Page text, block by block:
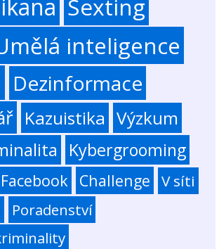
Sexting
inteligence
Dezinformace
Kazuistika Výzkum
Kybergrooming
Facebook Challenge
V síti
Poradenství